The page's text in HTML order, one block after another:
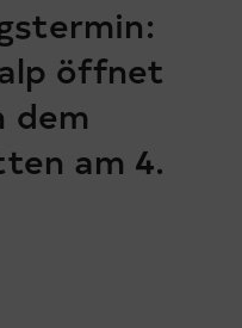
öffnet
dem
am 4.